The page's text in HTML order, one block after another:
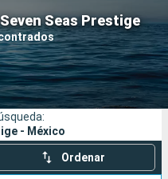
Seas Prestige
Compañías
Buscar
- México
Ordenar